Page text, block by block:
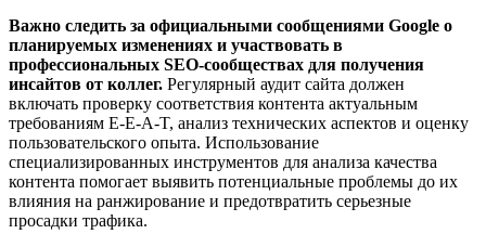
Важно следить за официальными сообщениями Google о
планируемых изменениях и участвовать в
профессиональных SEO-сообществах для получения
инсайтов от коллег. Регулярный аудит сайта должен
включать проверку соответствия контента актуальным
требованиям E-E-A-T, анализ технических аспектов и оценку
пользовательского опыта. Использование
специализированных инструментов для анализа качества
контента помогает выявить потенциальные проблемы до их
влияния на ранжирование и предотвратить серьезные
просадки трафика.